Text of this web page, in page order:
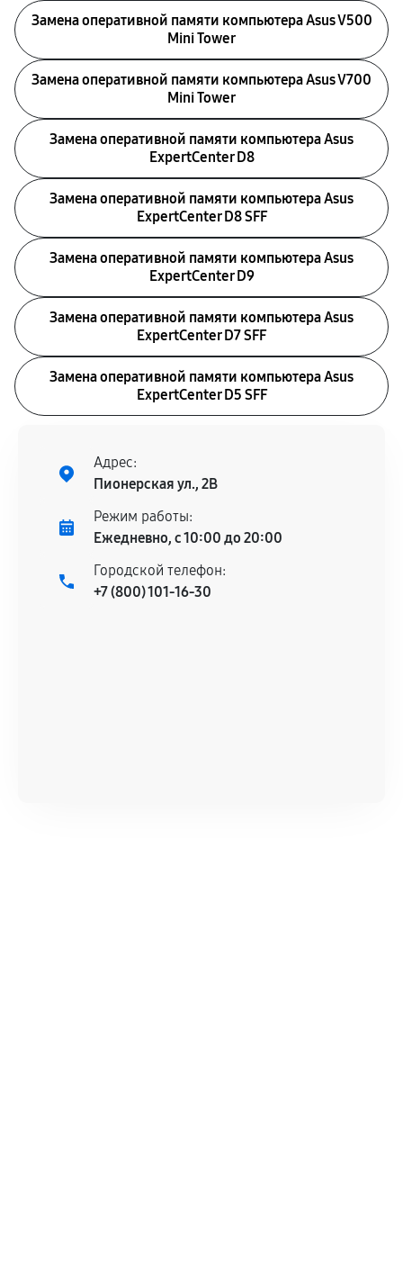
Замена оперативной памяти компьютера Asus V500
Mini Tower
Замена оперативной памяти компьютера Asus V700
Mini Tower
Замена оперативной памяти компьютера Asus
ExpertCenter D8
Замена оперативной памяти компьютера Asus
ExpertCenter D8 SFF
Замена оперативной памяти компьютера Asus
ExpertCenter D9
Замена оперативной памяти компьютера Asus
ExpertCenter D7 SFF
Замена оперативной памяти компьютера Asus
ExpertCenter D5 SFF
Адрес:
Пионерская ул., 2В
Режим работы:
Ежедневно, с 10:00 до 20:00
Городской телефон:
+7 (800) 101-16-30